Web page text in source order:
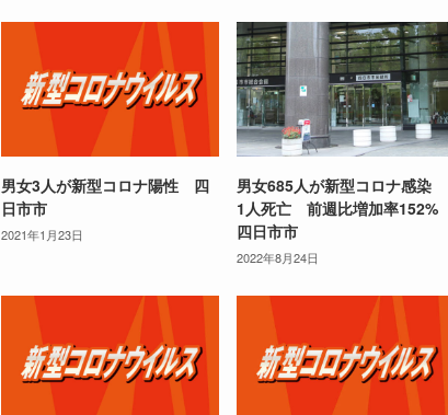
男女3人が新型コロナ陽性 四
日市市
2021年1月23日
男女685人が新型コロナ感染
1人死亡 前週比増加率152%
四日市市
2022年8月24日